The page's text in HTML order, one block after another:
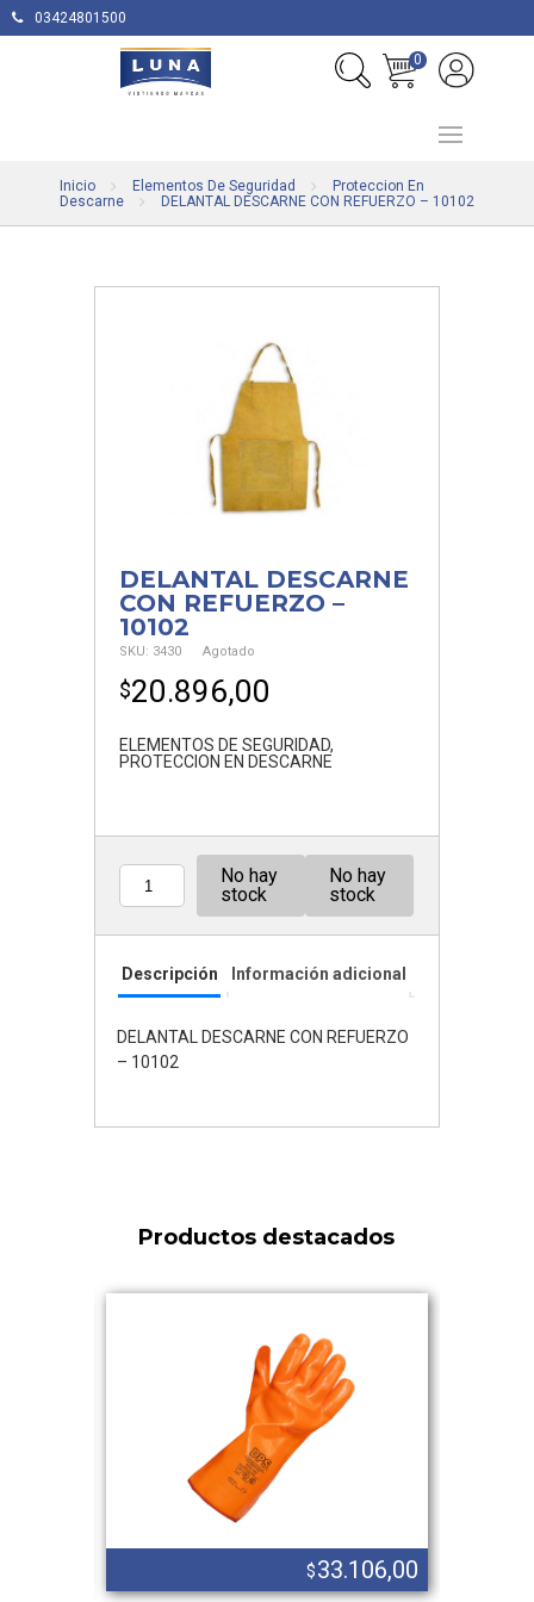
03424801500
0
Inicio Elementos De Seguridad
Proteccion En
Descarne
DELANTAL DESCARNE CON REFUERZO – 10102
DELANTAL DESCARNE
CON REFUERZO –
10102
SKU: 3430 Agotado
$20.896,00
ELEMENTOS DE SEGURIDAD,
PROTECCION EN DESCARNE
Cantidad
No hay
stock
No hay
stock
Descripción Información adicional
DELANTAL DESCARNE CON REFUERZO
– 10102
Productos destacados
$33.106,00